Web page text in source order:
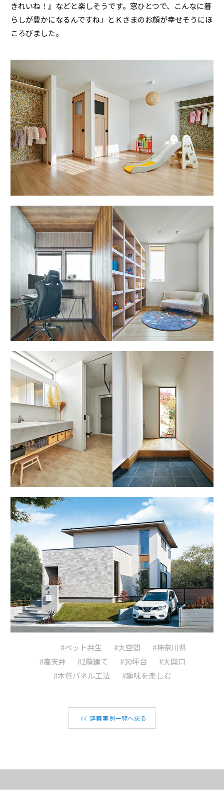
きれいね！』などと楽しそうです。窓ひとつで、こんなに暮
らしが豊かになるんですね」とＫさまのお顔が幸せそうにほ
ころびました。
#ペット共生 #大空間
#神奈川県
#高天井
#2階建て #30坪台
#大開口
#木質パネル工法
#趣味を楽しむ
建築実例一覧へ戻る